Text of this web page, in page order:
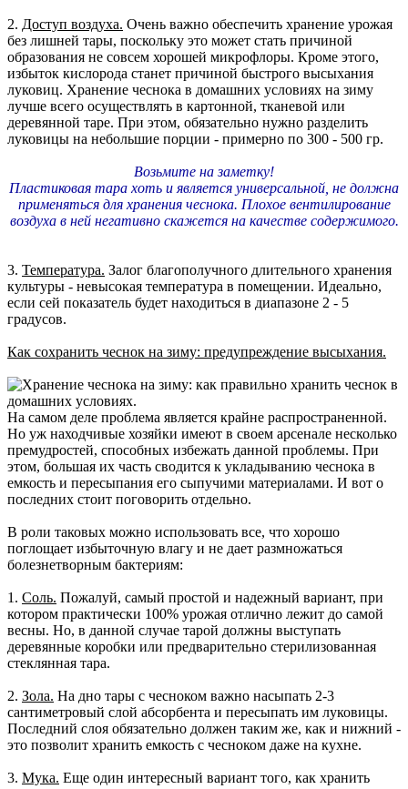
2. Доступ воздуха. Очень важно обеспечить хранение урожая
без лишней тары, поскольку это может стать причиной
образования не совсем хорошей микрофлоры. Кроме этого,
избыток кислорода станет причиной быстрого высыхания
луковиц. Хранение чеснока в домашних условиях на зиму
лучше всего осуществлять в картонной, тканевой или
деревянной таре. При этом, обязательно нужно разделить
луковицы на небольшие порции - примерно по 300 - 500 гр.
Возьмите на заметку!
Пластиковая тара хоть и является универсальной, не должна
применяться для хранения чеснока. Плохое вентилирование
воздуха в ней негативно скажется на качестве содержимого.
3. Температура. Залог благополучного длительного хранения
культуры - невысокая температура в помещении. Идеально,
если сей показатель будет находиться в диапазоне 2 - 5
градусов.
Как сохранить чеснок на зиму: предупреждение высыхания.
На самом деле проблема является крайне распространенной.
Но уж находчивые хозяйки имеют в своем арсенале несколько
премудростей, способных избежать данной проблемы. При
этом, большая их часть сводится к укладыванию чеснока в
емкость и пересыпания его сыпучими материалами. И вот о
последних стоит поговорить отдельно.
В роли таковых можно использовать все, что хорошо
поглощает избыточную влагу и не дает размножаться
болезнетворным бактериям:
1. Соль. Пожалуй, самый простой и надежный вариант, при
котором практически 100% урожая отлично лежит до самой
весны. Но, в данной случае тарой должны выступать
деревянные коробки или предварительно стерилизованная
стеклянная тара.
2. Зола. На дно тары с чесноком важно насыпать 2-3
сантиметровый слой абсорбента и пересыпать им луковицы.
Последний слоя обязательно должен таким же, как и нижний -
это позволит хранить емкость с чесноком даже на кухне.
3. Мука. Еще один интересный вариант того, как хранить